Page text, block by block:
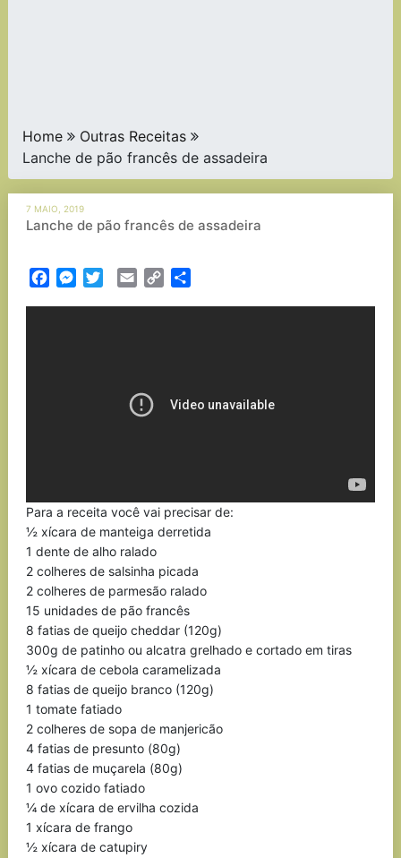
Home
Outras Receitas
Lanche de pão francês de assadeira
7 MAIO, 2019
Lanche de pão francês de assadeira
FacebookMessenger
TwitterEmail Copy
Para a receita você vai precisar de:
½ xícara de manteiga derretida
1 dente de alho ralado
2 colheres de salsinha picada
2 colheres de parmesão ralado
15 unidades de pão francês
8 fatias de queijo cheddar (120g)
300g de patinho ou alcatra grelhado e cortado em tiras
½ xícara de cebola caramelizada
8 fatias de queijo branco (120g)
1 tomate fatiado
2 colheres de sopa de manjericão
4 fatias de presunto (80g)
4 fatias de muçarela (80g)
1 ovo cozido fatiado
¼ de xícara de ervilha cozida
1 xícara de frango
½ xícara de catupiry